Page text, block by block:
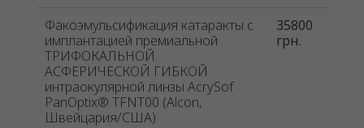
Факоэмульсификация катаракты с
имплантацией премиальной
ТРИФОКАЛЬНОЙ
АСФЕРИЧЕСКОЙ ГИБКОЙ
интраокулярной линзы AcrySof
PanOptix® TFNT00 (Alcon,
Швейцария/США)
35800
грн.